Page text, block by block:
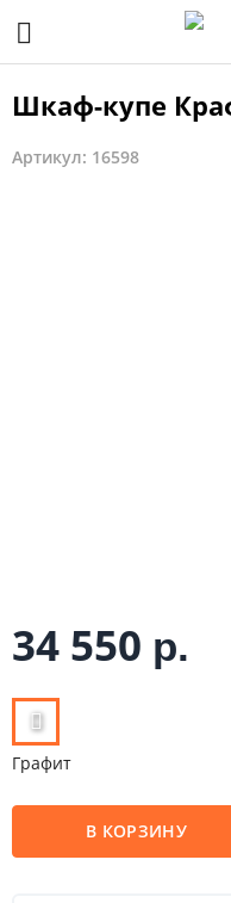
Шкаф-купе
Артикул: 16598
34 550 р.
Графит
В КОРЗИНУ